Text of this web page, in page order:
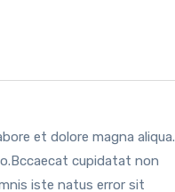
et dolore magna aliqua.
cupidatat non
iste natus error sit